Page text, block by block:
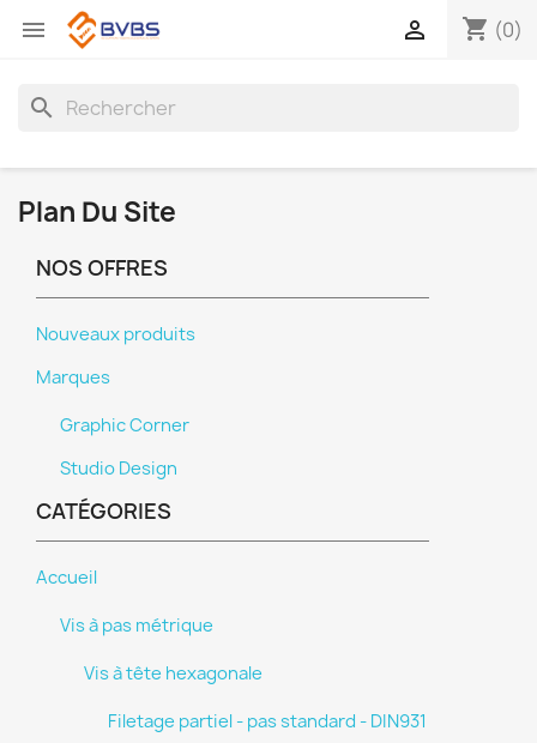
 shopping_cart (0)

search
Plan Du Site
NOS OFFRES
Nouveaux produits
Marques
Graphic Corner
Studio Design
CATÉGORIES
Accueil
Vis à pas métrique
Vis à tête hexagonale
Filetage partiel - pas standard - DIN931